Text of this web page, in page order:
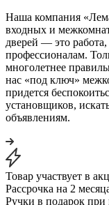
Наша компания
входных и
дверей — это работа,
профессионалам.
многолетнее
нас «под ключ»
придется
установщиков,
объявлениям.
Товар участвует в
Рассрочка на 2
Ручки в подарок